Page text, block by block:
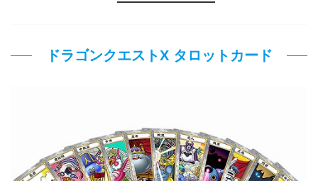
ドラゴンクエストX タロットカード